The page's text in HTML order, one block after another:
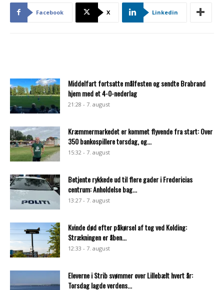
Facebook X Linkedin
Middelfart fortsatte målfesten og sendte Brabrand
hjem med et 4-0-nederlag
21:28 - 7. august
Kræmmermarkedet er kommet flyvende fra start: Over
350 bankospillere torsdag, og...
15:32 - 7. august
Betjente rykkede ud til flere gader i Fredericias
centrum: Anholdelse bag...
13:27 - 7. august
Kvinde død efter påkørsel af tog ved Kolding:
Strækningen er åben...
12:33 - 7. august
Eleverne i Strib svømmer over Lillebælt hvert år:
Torsdag lagde verdens...